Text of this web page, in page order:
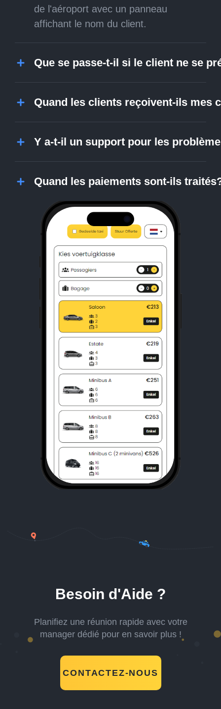
de l'aéroport avec un panneau
affichant le nom du client.
Que se passe-t-il si le client ne se
Quand les clients reçoivent-ils mes
Y a-t-il un support pour les
Quand les paiements sont-ils
Besoin d'Aide ?
Planifiez une réunion rapide avec votre
manager dédié pour en savoir plus !
CONTACTEZ-NOUS